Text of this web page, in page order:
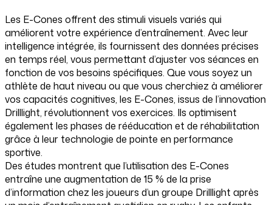
Les E-Cones offrent des stimuli visuels variés qui
améliorent votre expérience d’entraînement. Avec leur
intelligence intégrée, ils fournissent des données précises
en temps réel, vous permettant d’ajuster vos séances en
fonction de vos besoins spécifiques. Que vous soyez un
athlète de haut niveau ou que vous cherchiez à améliorer
vos capacités cognitives, les E-Cones, issus de l’innovation
Drilllight, révolutionnent vos exercices. Ils optimisent
également les phases de rééducation et de réhabilitation
grâce à leur technologie de pointe en performance
sportive.
Des études montrent que l’utilisation des E-Cones
entraîne une augmentation de 15 % de la prise
d’information chez les joueurs d’un groupe Drilllight après